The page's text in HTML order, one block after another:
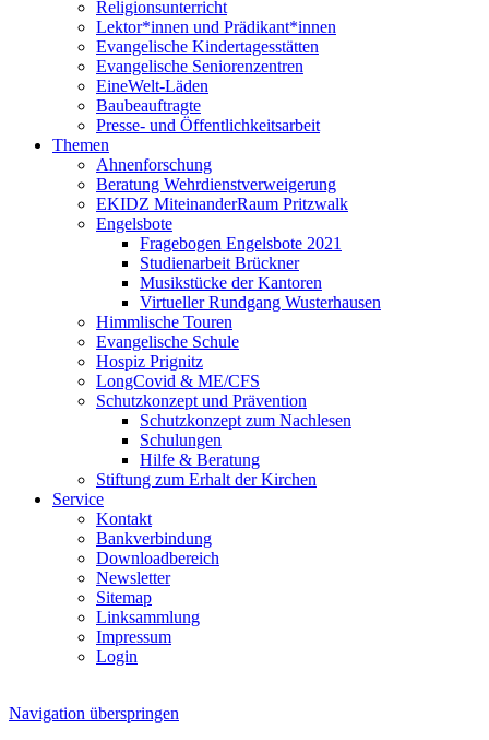
Religionsunterricht
Lektor*innen und Prädikant*innen
Evangelische Kindertagesstätten
Evangelische Seniorenzentren
EineWelt-Läden
Baubeauftragte
Presse- und Öffentlichkeitsarbeit
Themen
Ahnenforschung
Beratung Wehrdienstverweigerung
EKIDZ MiteinanderRaum Pritzwalk
Engelsbote
Fragebogen Engelsbote 2021
Studienarbeit Brückner
Musikstücke der Kantoren
Virtueller Rundgang Wusterhausen
Himmlische Touren
Evangelische Schule
Hospiz Prignitz
LongCovid & ME/CFS
Schutzkonzept und Prävention
Schutzkonzept zum Nachlesen
Schulungen
Hilfe & Beratung
Stiftung zum Erhalt der Kirchen
Service
Kontakt
Bankverbindung
Downloadbereich
Newsletter
Sitemap
Linksammlung
Impressum
Login
Navigation überspringen